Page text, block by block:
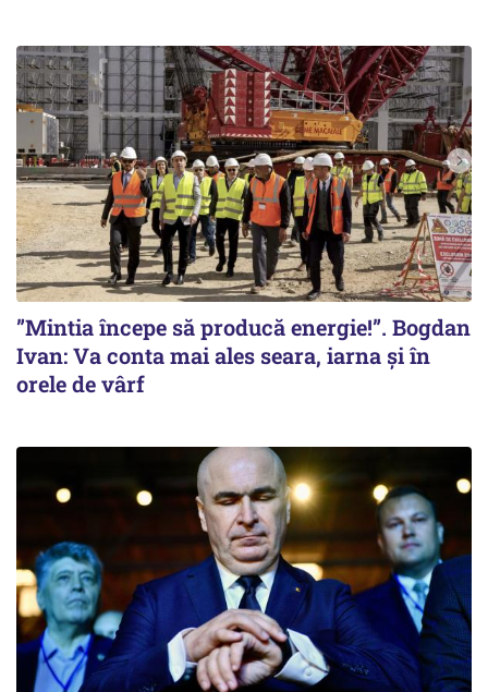
”Mintia începe să producă energie!”. Bogdan
Ivan: Va conta mai ales seara, iarna și în
orele de vârf